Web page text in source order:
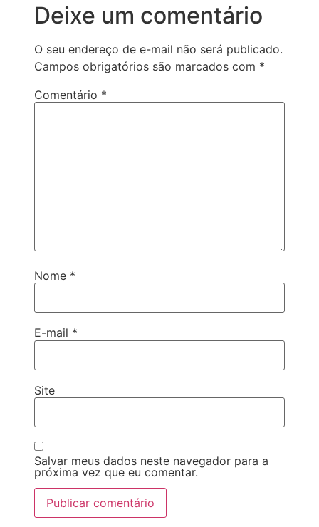
Deixe um comentário
O seu endereço de e-mail não será publicado.
Campos obrigatórios são marcados com *
Comentário *
Nome *
E-mail *
Site
Salvar meus dados neste navegador para a
próxima vez que eu comentar.